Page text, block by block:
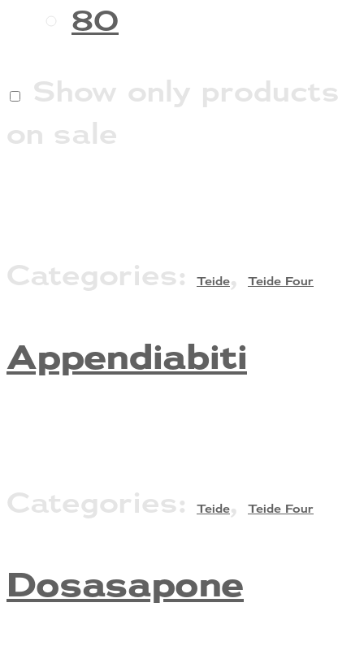
80
Show only products
on sale
Categories: Teide, Teide Four
Appendiabiti
Categories: Teide, Teide Four
Dosasapone